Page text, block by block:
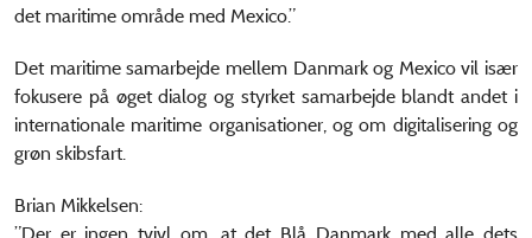
det maritime område med Mexico.”
Det maritime samarbejde mellem Danmark og Mexico vil især
fokusere på øget dialog og styrket samarbejde blandt andet i
internationale maritime organisationer, og om digitalisering og
grøn skibsfart.
Brian Mikkelsen: